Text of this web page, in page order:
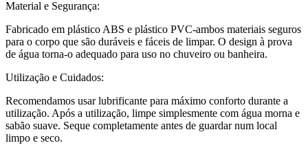
Material e Segurança:
Fabricado em plástico ABS e plástico PVC-ambos materiais seguros
para o corpo que são duráveis e fáceis de limpar. O design à prova
de água torna-o adequado para uso no chuveiro ou banheira.
Utilização e Cuidados:
Recomendamos usar lubrificante para máximo conforto durante a
utilização. Após a utilização, limpe simplesmente com água morna e
sabão suave. Seque completamente antes de guardar num local
limpo e seco.